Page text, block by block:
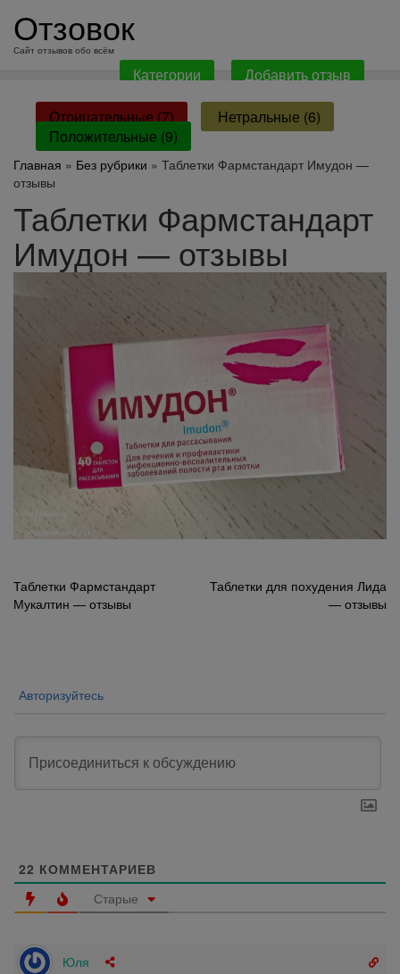
содержанию
Отзовок
Сайт отзывов обо всём
Категории Добавить отзыв
Отрицательные (7)
Нетральные (6)
Положительные (9)
Главная » Без рубрики » Таблетки Фармстандарт Имудон —
отзывы
Таблетки Фармстандарт
Имудон — отзывы
Навигация
по
Таблетки Фармстандарт
Мукалтин — отзывы
Таблетки для похудения Лида
— отзывы
Авторизуйтесь
22 КОММЕНТАРИЕВ
Старые
Юля